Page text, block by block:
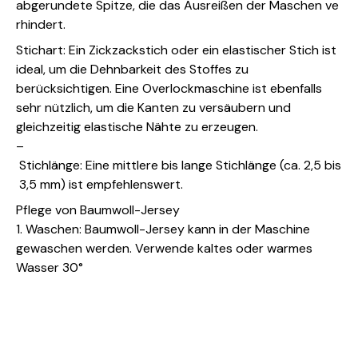
abgerundete Spitze, die das Ausreißen der Maschen ve
rhindert.
Stichart: Ein Zickzackstich oder ein elastischer Stich ist
ideal, um die Dehnbarkeit des Stoffes zu
berücksichtigen. Eine Overlockmaschine ist ebenfalls
sehr nützlich, um die Kanten zu versäubern und
gleichzeitig elastische Nähte zu erzeugen.
–
Stichlänge: Eine mittlere bis lange Stichlänge (ca. 2,5 bis
3,5 mm) ist empfehlenswert.
Pflege von Baumwoll-Jersey
1. Waschen: Baumwoll-Jersey kann in der Maschine
gewaschen werden. Verwende kaltes oder warmes
Wasser 30°